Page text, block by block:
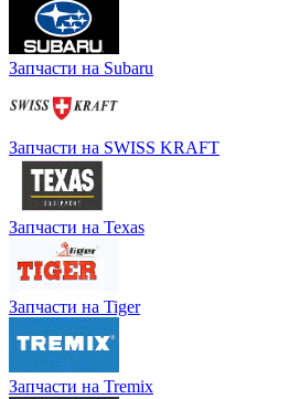
Запчасти на Subaru
Запчасти на SWISS KRAFT
Запчасти на Texas
Запчасти на Tiger
Запчасти на Tremix